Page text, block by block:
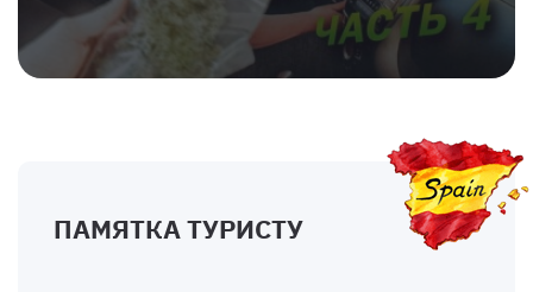
ПАМЯТКА ТУРИСТУ